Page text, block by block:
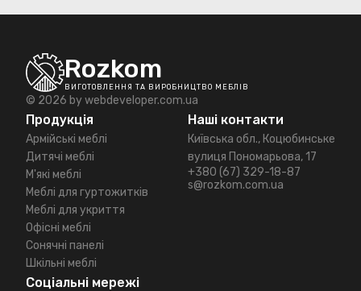
Rozkom
ВИГОТОВЛЕННЯ ТА ВИРОБНИЦТВО МЕБЛІВ
© 2026 bywebdeveloper.com.ua
Продукція
Армійські меблі
Дитячі меблі
М'які меблі
Меблі для гуртожитків
Меблі для укриття
Офісні меблі
Сонячні панелі
Шкільні меблі
Наші контакти
Київська обл., Коцюбинське
вулиця Пономарьова, 17
+380 (67) 329-18-87
s@rozkom.com.ua
Соціальні мережі